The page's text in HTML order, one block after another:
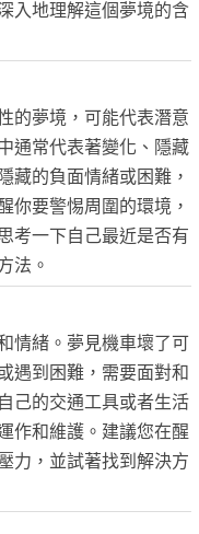
入地理解這個夢境的含
的夢境，可能代表潛意
通常代表著變化、隱藏
藏的負面情緒或困難，
你要警惕周圍的環境，
考一下自己最近是否有
法。
情緒。夢見機車壞了可
遇到困難，需要面對和
己的交通工具或者生活
作和維護。建議您在醒
力，並試著找到解決方